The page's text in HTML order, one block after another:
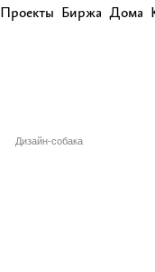
Проекты Биржа Дома
Дизайн-собака